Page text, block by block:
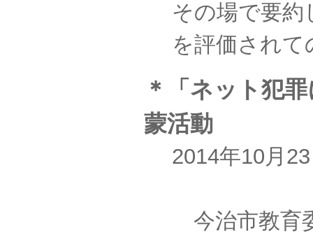
その場で要約
を評価されて
＊「ネット犯
蒙活動
2014年10月
今治市教育